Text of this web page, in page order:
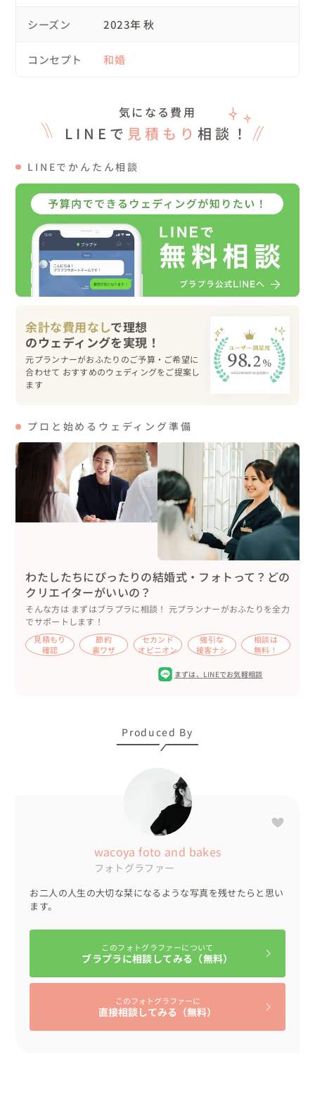
当日のお二人は、ミーティングでお話をよくしていたこと
◆当日の流れ◆
09:00　　ヘアセット着付け開始
10:30　撮影開始
12:00　サロンにて洋装のヘアメイクと衣装チェンジ
13:00　料亭にて撮影開始
◆和装衣装・ドレス/アイテム◆
◆PRICE◆
和装プラン　128,000円
衣装追加　　　30,000円
料亭使用料　　10,000円
計168,000円
撮影とお二人に関して、1時間半前後を２回行っておりま
すので、お疲れにならないように、歩く行程などを最短に
するなどをこころがけました。
楽しくお過ごしいただいている様子でした。
モードな撮影のシーンでは光の当たり方に気を付けてシリ
アスな表情をお願いしたり、
爆笑しながら撮影したり、終始おだやかに、楽しく撮影す
「本格的な和装撮影がしたい！」「ちょっと違った京都の
前撮りがしたい！」なんて方はぜひご相談ください。
まずはお気軽にお問い合わせください、
シーズン 2023年 秋
コンセプト 和婚
気になる費用
LINEで 見積もり 相談！
LINEでかんたん相談
余計な費用なしで理想
元プランナーがおふたりのご予算・ご希望に
合わせて おすすめのウェディングをご提案し
ます
プロと始めるウェディング準備
わたしたちにぴったりの結婚式・フォトって？どの
クリエイターがいいの？
そんな方は まずはブラプラに相談！ 元プランナーがおふたりを全力
でサポートします！
見積もり
確認
節約
裏ワザ
セカンド
オピニオン
強引な
接客ナシ
相談は
無料！
まずは、 LINEでお気軽相談
Produced By
wacoya foto and bakes
フォトグラファー
お二人の人生の大切な栞になるような写真を残せたらと思い
ます。
このフォトグラファーについて
ブラプラに相談してみる（無料）
このフォトグラファーに
直接相談してみる（無料）